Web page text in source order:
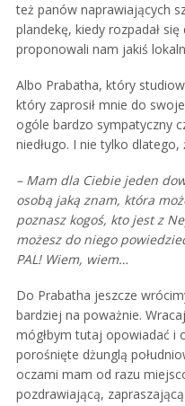
też panów naprawiających
plandekę, kiedy rozpadał
proponowali nam jakiś
Albo Prabatha, który
który zaprosił mnie do
ogóle bardzo sympatyczny
niedługo. I nie tylko
– Mam dla Ciebie jeden
osobą jaką znam, która
poznasz kogoś, kto jest z
możesz do niego
PAL! Wiem, wiem…
Do Prabatha jeszcze
bardziej na poważnie.
mógłbym tutaj opowiadać i
porośnięte dżunglą
oczami mam od razu
pozdrawiającą,